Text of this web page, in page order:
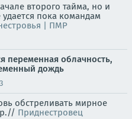
второго тайма, но и
пока командам
| ПМР
переменная облачность,
дождь
обстреливать мирное
Приднестровец